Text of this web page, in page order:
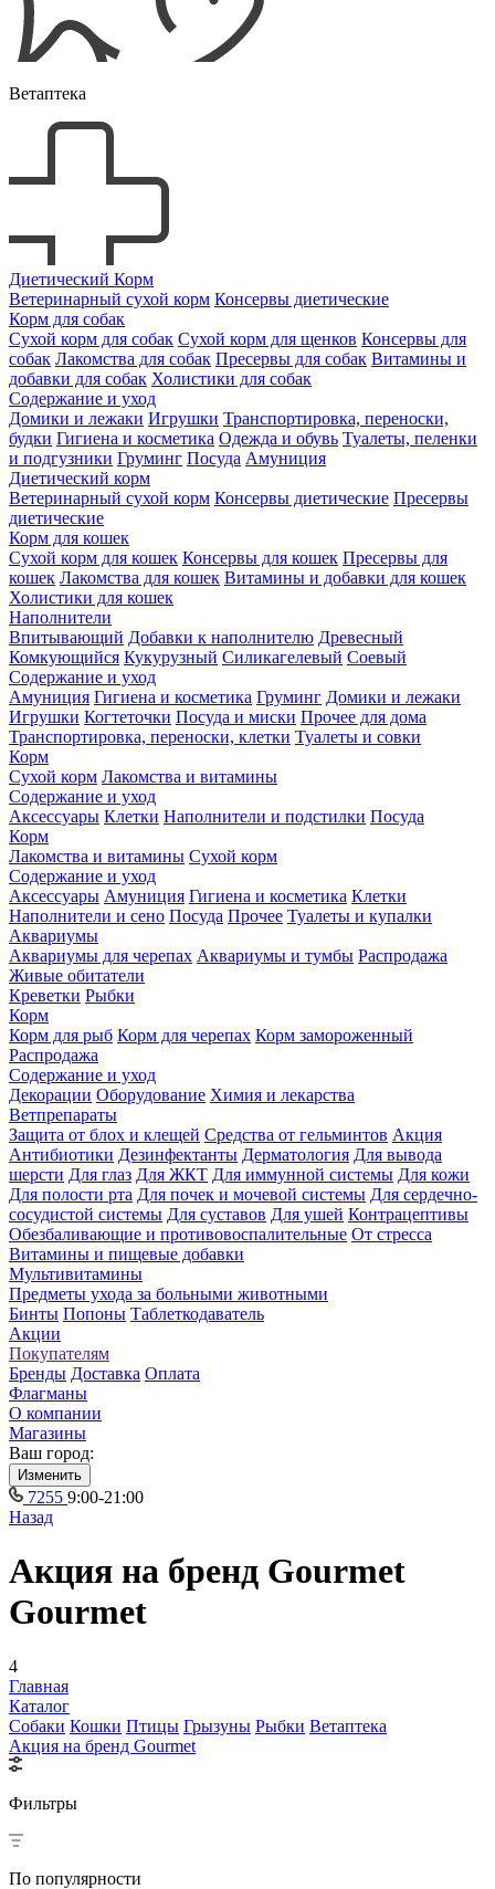
Ветаптека
Диетический Корм
Ветеринарный сухой корм Консервы диетические
Корм для собак
Сухой корм для собак Сухой корм для щенков Консервы для
собак Лакомства для собак Пресервы для собак Витамины и
добавки для собак Холистики для собак
Содержание и уход
Домики и лежаки Игрушки Транспортировка, переноски,
будки Гигиена и косметика Одежда и обувь Туалеты, пеленки
и подгузники Груминг Посуда Амуниция
Диетический корм
Ветеринарный сухой корм Консервы диетические Пресервы
диетические
Корм для кошек
Сухой корм для кошек Консервы для кошек Пресервы для
кошек Лакомства для кошек Витамины и добавки для кошек
Холистики для кошек
Наполнители
Впитывающий Добавки к наполнителю Древесный
Комкующийся Кукурузный Силикагелевый Соевый
Содержание и уход
Амуниция Гигиена и косметика Груминг Домики и лежаки
Игрушки Когтеточки Посуда и миски Прочее для дома
Транспортировка, переноски, клетки Туалеты и совки
Корм
Сухой корм Лакомства и витамины
Содержание и уход
Аксессуары Клетки Наполнители и подстилки Посуда
Корм
Лакомства и витамины Сухой корм
Содержание и уход
Аксессуары Амуниция Гигиена и косметика Клетки
Наполнители и сено Посуда Прочее Туалеты и купалки
Аквариумы
Аквариумы для черепах Аквариумы и тумбы Распродажа
Живые обитатели
Креветки Рыбки
Корм
Корм для рыб Корм для черепах Корм замороженный
Распродажа
Содержание и уход
Декорации Оборудование Химия и лекарства
Ветпрепараты
Защита от блох и клещей Средства от гельминтов Акция
Антибиотики Дезинфектанты Дерматология Для вывода
шерсти Для глаз Для ЖКТ Для иммунной системы Для кожи
Для полости рта Для почек и мочевой системы Для сердечно-
сосудистой системы Для суставов Для ушей Контрацептивы
Обезбаливающие и противовоспалительные От стресса
Витамины и пищевые добавки
Мультивитамины
Предметы ухода за больными животными
Бинты Попоны Таблеткодаватель
Акции
Покупателям
Бренды Доставка Оплата
Флагманы
О компании
Магазины
Ваш город:
Изменить
7255 9:00-21:00
Назад
Акция на бренд Gourmet
Gourmet
4
Главная
Каталог
Собаки Кошки Птицы Грызуны Рыбки Ветаптека
Акция на бренд Gourmet
Фильтры
По популярности